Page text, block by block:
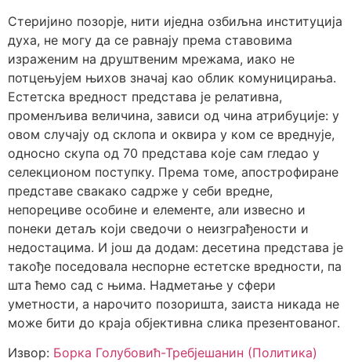
Стеријино позорје, нити иједна озбиљна институција
духа, не могу да се равнају према ставовима
израженим на друштвеним мрежама, иако не
потцењујем њихов значај као облик комуницирања.
Естетска вредност представа је релативна,
променљива величина, зависи од чина атрибуције: у
овом случају од склопа и оквира у ком се вреднује,
односно скупа од 70 представа које сам гледао у
селекционом поступку. Према томе, апострофиране
представе свакако садрже у себи вредне,
непорециве особине и елементе, али извесно и
понеки детаљ који сведочи о неизграђености и
недостацима. И још да додам: десетина представа је
такође поседовала неспорне естетске вредности, па
шта ћемо сад с њима. Надметање у сфери
уметности, а нарочито позоришта, заиста никада не
може бити до краја објективна слика презентованог.
Извор: Борка Голубовић-Требјешанин (Политика)